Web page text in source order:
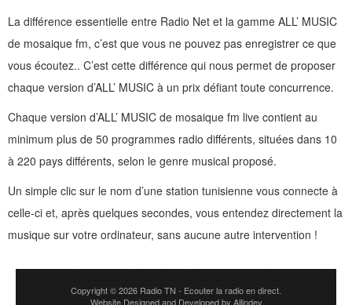
La différence essentielle entre Radio Net et la gamme ALL’ MUSIC
de mosaique fm, c’est que vous ne pouvez pas enregistrer ce que
vous écoutez.. C’est cette différence qui nous permet de proposer
chaque version d’ALL’ MUSIC à un prix défiant toute concurrence.
Chaque version d’ALL’ MUSIC de mosaique fm live contient au
minimum plus de 50 programmes radio différents, situées dans 10
à 220 pays différents, selon le genre musical proposé.
Un simple clic sur le nom d’une station tunisienne vous connecte à
celle-ci et, après quelques secondes, vous entendez directement la
musique sur votre ordinateur, sans aucune autre intervention !
Copyright © 2026 Radio TN - Ecouter la radio en direct.
Website Designed and Developed by Allindev